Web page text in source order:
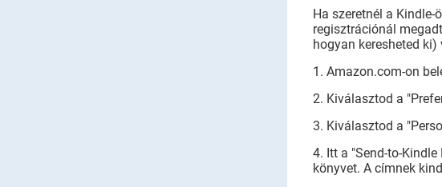
Ha szeretnél a
regisztrációnál
hogyan keresheted
1. Amazon.com-on
2. Kiválasztod a
3. Kiválasztod a
4. Itt a "Send-to-
könyvet. A címnek